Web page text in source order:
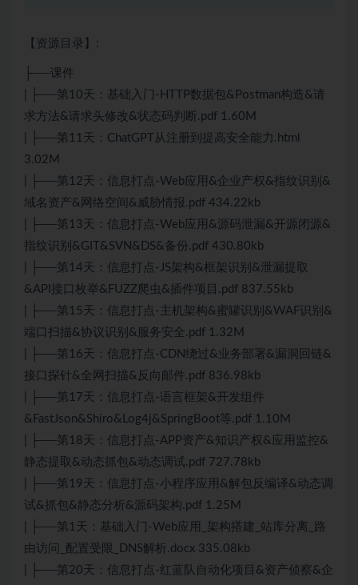
【资源目录】:
├──课件
| ├──第10天：基础入门-HTTP数据包&Postman构造&请
求方法&请求头修改&状态码判断.pdf 1.60M
| ├──第11天：ChatGPT从注册到提高安全能力.html
3.02M
| ├──第12天：信息打点-Web应用&企业产权&指纹识别&
域名资产&网络空间&威胁情报.pdf 434.22kb
| ├──第13天：信息打点-Web应用&源码泄漏&开源闭源&
指纹识别&GIT&SVN&DS&备份.pdf 430.80kb
| ├──第14天：信息打点-JS架构&框架识别&泄漏提取
&API接口枚举&FUZZ爬虫&插件项目.pdf 837.55kb
| ├──第15天：信息打点-主机架构&蜜罐识别&WAF识别&
端口扫描&协议识别&服务安全.pdf 1.32M
| ├──第16天：信息打点-CDN绕过&业务部署&漏洞回链&
接口探针&全网扫描&反向邮件.pdf 836.98kb
| ├──第17天：信息打点-语言框架&开发组件
&FastJson&Shiro&Log4j&SpringBoot等.pdf 1.10M
| ├──第18天：信息打点-APP资产&知识产权&应用监控&
静态提取&动态抓包&动态调试.pdf 727.78kb
| ├──第19天：信息打点-小程序应用&解包反编译&动态调
试&抓包&静态分析&源码架构.pdf 1.25M
| ├──第1天：基础入门-Web应用_架构搭建_站库分离_路
由访问_配置受限_DNS解析.docx 335.08kb
| ├──第20天：信息打点-红蓝队自动化项目&资产侦察&企